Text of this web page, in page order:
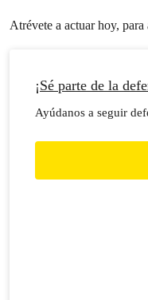
Atrévete a actuar hoy, para
¡Sé parte de la
Ayúdanos a seguir